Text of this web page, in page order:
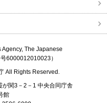
The Japanese
6000012010023）
All Rights Reserved.
関3－2－1 中央合同庁舎
館